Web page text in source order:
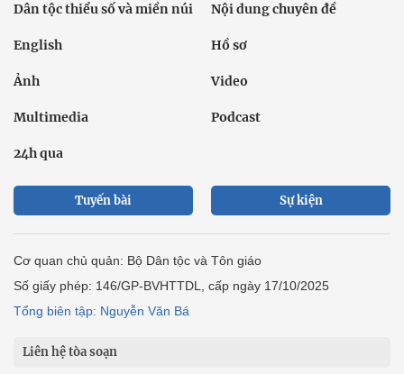
Dân tộc thiểu số và miền núi Nội dung chuyên đề
English Hồ sơ
Ảnh Video
Multimedia Podcast
24h qua
Tuyến bài Sự kiện
Cơ quan chủ quản: Bộ Dân tộc và Tôn giáo
Số giấy phép: 146/GP-BVHTTDL, cấp ngày 17/10/2025
Tổng biên tập: Nguyễn Văn Bá
Liên hệ tòa soạn